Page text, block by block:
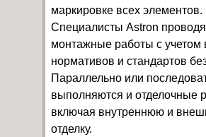
маркировке всех элементов.
Специалисты Astron
монтажные работы с учетом
нормативов и стандартов
Параллельно или
выполняются и отделочные
включая внутреннюю и
отделку.